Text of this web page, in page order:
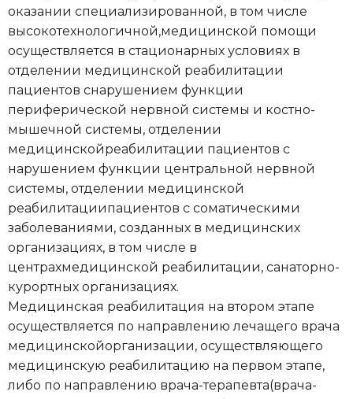
оказании специализированной, в том числе
высокотехнологичной,медицинской помощи
осуществляется в стационарных условиях в
отделении медицинской реабилитации
пациентов снарушением функции
периферической нервной системы и костно-
мышечной системы, отделении
медицинскойреабилитации пациентов с
нарушением функции центральной нервной
системы, отделении медицинской
реабилитациипациентов с соматическими
заболеваниями, созданных в медицинских
организациях, в том числе в
центрахмедицинской реабилитации, санаторно-
курортных организациях.
Медицинская реабилитация на втором этапе
осуществляется по направлению лечащего врача
медицинскойорганизации, осуществляющего
медицинскую реабилитацию на первом этапе,
либо по направлению врача-терапевта(врача-